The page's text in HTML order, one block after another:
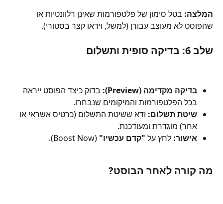
המלצה: בטל סימון של פלטפורמות שאינן רלוונטיות או
שהפוסט לא מעוצב עבורן (למשל, וידאו קצר בסטורי).
שלב 6: בדיקה סופית ותשלום
בדיקה מקדימה (Preview):
בדוק כיצד הפוסט ייראה
בכל הפלטפורמות והמיקומים שנבחרו.
שיטת תשלום: ודא ששיטת התשלום (כרטיס אשראי או
אחר) מוגדרת ומעודכנת.
אישור: לחץ על "קדם עכשיו" (Boost Now).
מה קורה לאחר הבוסט?